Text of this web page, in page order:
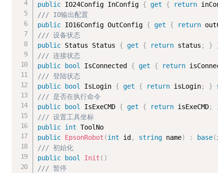
public IO24Config InConfig { get { return
/// IO输出配置
public IO16Config OutConfig { get { return
/// 设备状态
public Status Status { get { return status ; }
/// 连接状态
public
bool IsConnected { get { return
/// 登陆状态
public
bool IsLogin { get { return isLogin; }
/// 是否在执行命令
public
bool IsExeCMD { get { return isExeCMD;
/// 设置工具坐标
public int
public EpsonRobot (int id , string name) : base(
/// 初始化
public
bool Init ( )
/// 暂停